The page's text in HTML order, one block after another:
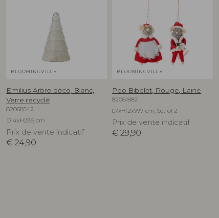
BLOOMINGVILLE
Emilius Arbre déco, Blanc,
Verre recyclé
82068542
D14xH23,5 cm
Prix de vente indicatif
€ 24,90
BLOOMINGVILLE
Peo Bibelot, Rouge, Laine
82061882
L7xH12xW7 cm, Set of 2
Prix de vente indicatif
€ 29,90